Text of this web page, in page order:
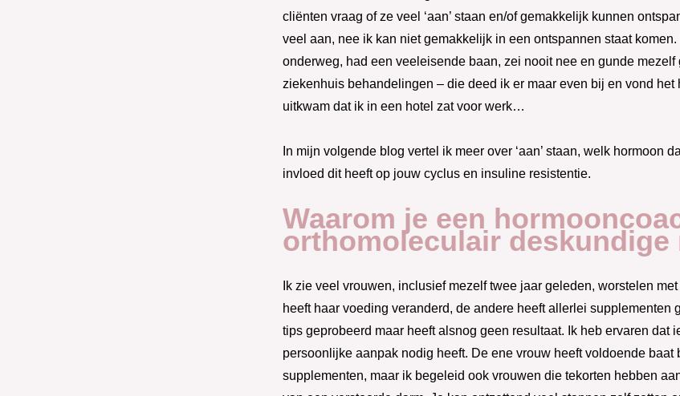
cliënten vraag of ze veel ‘aan’ staan en/of gemakkelijk kunnen
veel aan, nee ik kan niet gemakkelijk in een ontspannen staat
onderweg, had een veeleisende baan, zei nooit nee en gunde mezelf
ziekenhuis behandelingen – die deed ik er maar even bij en vond het
uitkwam dat ik in een hotel zat voor werk…
In mijn volgende blog vertel ik meer over ‘aan’ staan, welk hormoon
invloed dit heeft op jouw cyclus en insuline resistentie.
Waarom je een
orthomoleculair deskundige
Ik zie veel vrouwen, inclusief mezelf twee jaar geleden, worstelen
heeft haar voeding veranderd, de andere heeft allerlei supplementen
tips geprobeerd maar heeft alsnog geen resultaat. Ik heb ervaren dat
persoonlijke aanpak nodig heeft. De ene vrouw heeft voldoende
supplementen, maar ik begeleid ook vrouwen die tekorten hebben